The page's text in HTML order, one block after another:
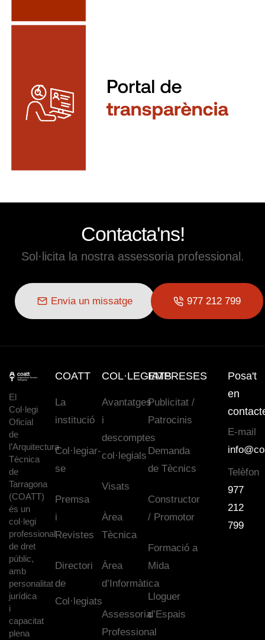
Contacta'ns!
Sol·licita la nostra assessoria professional.
Envia un missatge 977 212 799
El
Col·legi
Oficial
de
l’Arquitectura
Tècnica
de
Tarragona
(COATT)
és un
col·legi
professional
de dret
públic,
amb
personalitat
jurídica
i
capacitat
plena
COATT
La
institució
Col·legiar-
se
Premsa
i
Revistes
Directori
de
Col·legiats
COL·LEGIATS
Avantatges
i
descomptes
col·legials
Visats
Àrea
Tècnica
Àrea
d’Informàtica
Assessoria
Professional
EMPRESES
Publicitat /
Patrocinis
Demanda
de Tècnics
Constructor
/ Promotor
Formació a
Mida
Lloguer
d’Espais
Posa't
en
E-mail
Telèfon
977
212
799